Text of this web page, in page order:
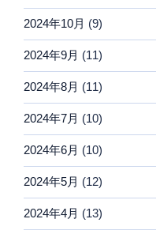
2024年10月 (9)
2024年9月 (11)
2024年8月 (11)
2024年7月 (10)
2024年6月 (10)
2024年5月 (12)
2024年4月 (13)